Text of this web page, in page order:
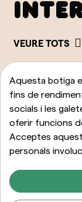
VEURE TOTS
Aquesta botiga
fins de
socials i les
oferir funcions
Acceptes
personals